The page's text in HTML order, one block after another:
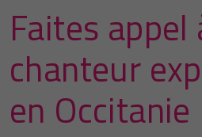
Faites appel
chanteur
en Occitanie